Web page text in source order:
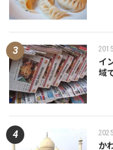
イ
域
か